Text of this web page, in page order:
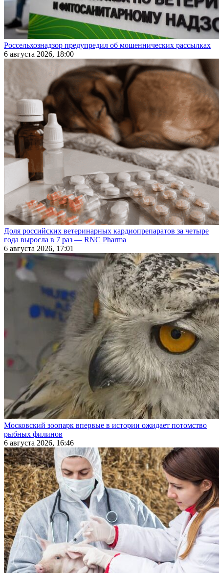
Россельхознадзор предупредил об мошеннических рассылках
6 августа 2026, 18:00
Доля российских ветеринарных кардиопрепаратов за четыре
года выросла в 7 раз — RNC Pharma
6 августа 2026, 17:01
Московский зоопарк впервые в истории ожидает потомство
рыбных филинов
6 августа 2026, 16:46